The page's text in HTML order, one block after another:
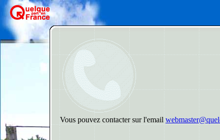
Vous pouvez contacter sur l'email